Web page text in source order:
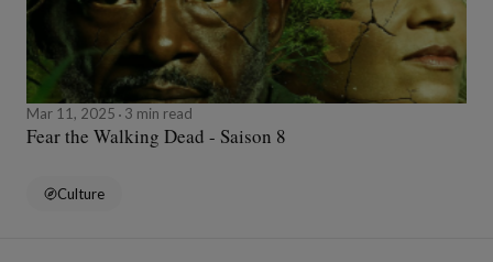
Mar 11, 2025 3 min read
Fear the Walking Dead - Saison 8
Culture